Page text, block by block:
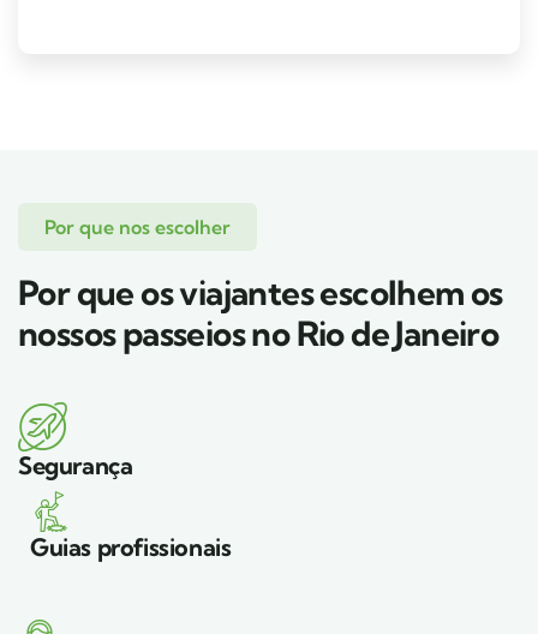
Por que nos escolher
Por que os viajantes escolhem os
nossos passeios no Rio de Janeiro
Segurança
Guias profissionais